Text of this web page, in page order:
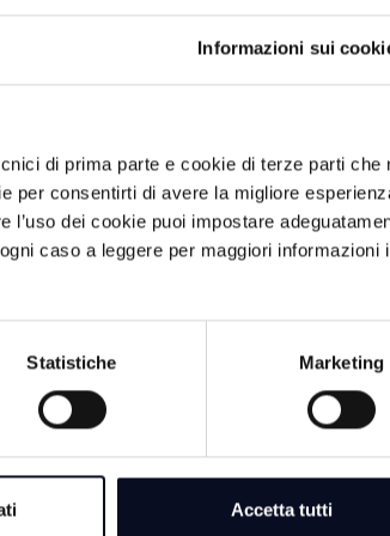
Informazioni sui
di prima parte e cookie di terze parti che
per consentirti di avere la migliore
dei cookie puoi impostare
caso a leggere per maggiori informazioni
Statistiche Marketing
Accetta tutti
meteorici estremi e ad
complessiva di convogliamento
in testa all’impianto rientrava
che prevede una riduzione
ha riguardato
idraulica fino a 111.000
già disponibili e